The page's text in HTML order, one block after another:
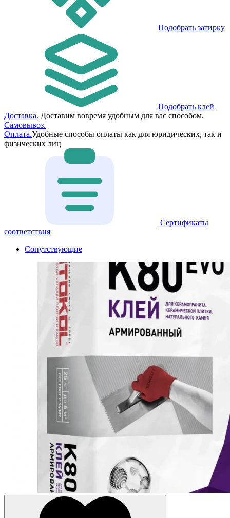
Подобрать затирку
Подобрать клей
Доставка. Доставим вовремя удобным для вас способом.
Самовывоз.
Оплата.Удобные способы оплаты как для юридических, так и
физических лиц
Сертификаты
соответствия
Сопутствующие